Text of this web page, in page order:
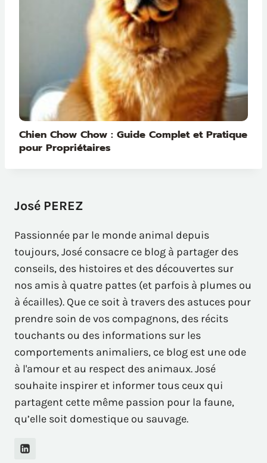
Chien Chow Chow : Guide Complet et Pratique
pour Propriétaires
José PEREZ
Passionnée par le monde animal depuis
toujours, José consacre ce blog à partager des
conseils, des histoires et des découvertes sur
nos amis à quatre pattes (et parfois à plumes ou
à écailles). Que ce soit à travers des astuces pour
prendre soin de vos compagnons, des récits
touchants ou des informations sur les
comportements animaliers, ce blog est une ode
à l'amour et au respect des animaux. José
souhaite inspirer et informer tous ceux qui
partagent cette même passion pour la faune,
qu’elle soit domestique ou sauvage.